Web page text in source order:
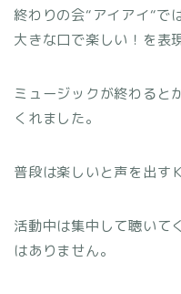
終わりの会“アイアイ“で
大きな口で楽しい！を表
ミュージックが終わると
くれました。
普段は楽しいと声を出す
活動中は集中して聴いて
はありません。